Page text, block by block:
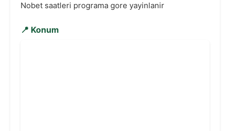
Nobet saatleri programa gore yayinlanir
📍 Konum